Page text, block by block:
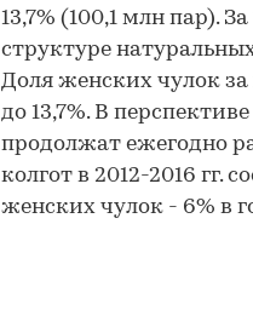
13,7% (100,1 млн пар).
структуре
Доля женских чулок
до 13,7%. В
продолжат ежегодно
колгот в 2012-2016 гг.
женских чулок - 6% в